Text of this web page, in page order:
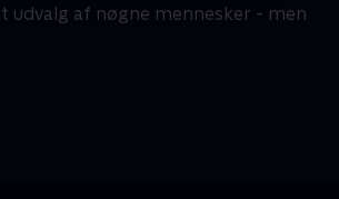
af nøgne mennesker - men